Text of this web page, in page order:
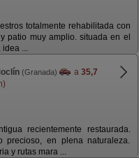
totalmente rehabilitada con
patio muy amplio. situada en el
idea ...
(Granada) a 35,7
recientemente restaurada.
precioso, en plena naturaleza.
y rutas mara ...